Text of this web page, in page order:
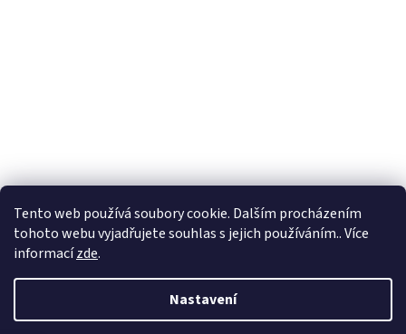
Tento web používá soubory cookie. Dalším procházením
tohoto webu vyjadřujete souhlas s jejich používáním.. Více
informacízde.
Nastavení
Vytvořil Shoptet